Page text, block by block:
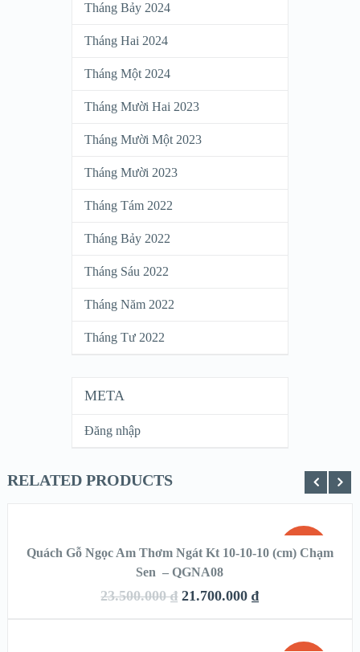
Tháng Bảy 2024
Tháng Hai 2024
Tháng Một 2024
Tháng Mười Hai 2023
Tháng Mười Một 2023
Tháng Mười 2023
Tháng Tám 2022
Tháng Bảy 2022
Tháng Sáu 2022
Tháng Năm 2022
Tháng Tư 2022
META
Đăng nhập
RELATED PRODUCTS
SALE!
QUICK LOOK
Quách Gỗ Ngọc Am Thơm Ngát Kt 10-10-10 (cm) Chạm
Sen – QGNA08
23.500.000₫ 21.700.000₫